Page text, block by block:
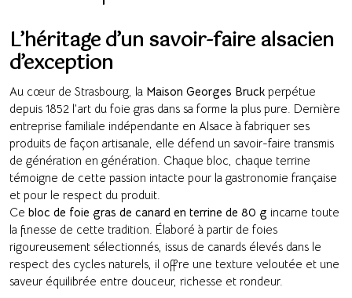
L’héritage d’un savoir-faire alsacien
d’exception
Au cœur de Strasbourg, la Maison Georges Bruck perpétue
depuis 1852 l’art du foie gras dans sa forme la plus pure. Dernière
entreprise familiale indépendante en Alsace à fabriquer ses
produits de façon artisanale, elle défend un savoir-faire transmis
de génération en génération. Chaque bloc, chaque terrine
témoigne de cette passion intacte pour la gastronomie française
et pour le respect du produit.
Ce bloc de foie gras de canard en terrine de 80 g incarne toute
la finesse de cette tradition. Élaboré à partir de foies
rigoureusement sélectionnés, issus de canards élevés dans le
respect des cycles naturels, il offre une texture veloutée et une
saveur équilibrée entre douceur, richesse et rondeur.